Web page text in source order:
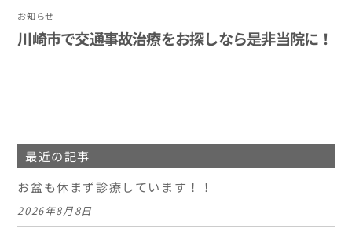
お知らせ
川崎市で交通事故治療をお探しなら是非当院に！
最近の記事
お盆も休まず診療しています！！
2026年8月8日